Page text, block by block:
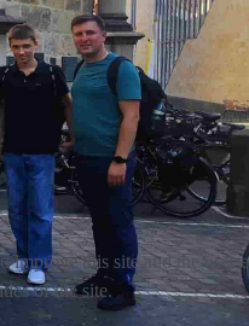
this site and the
of the site.